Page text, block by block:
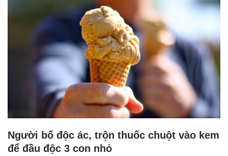
Người bố độc ác, trộn thuốc chuột vào kem
để đầu độc 3 con nhỏ